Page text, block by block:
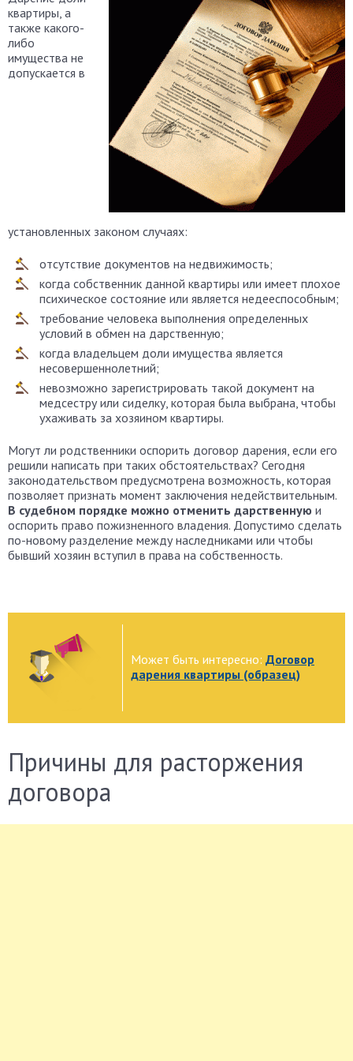
квартиры, а
также какого-
либо
имущества не
допускается в
установленных законом случаях:
отсутствие документов на недвижимость;
когда собственник данной квартиры или имеет плохое
психическое состояние или является недееспособным;
требование человека выполнения определенных
условий в обмен на дарственную;
когда владельцем доли имущества является
несовершеннолетний;
невозможно зарегистрировать такой документ на
медсестру или сиделку, которая была выбрана, чтобы
ухаживать за хозяином квартиры.
Могут ли родственники оспорить договор дарения, если его
решили написать при таких обстоятельствах? Сегодня
законодательством предусмотрена возможность, которая
позволяет признать момент заключения недействительным.
В судебном порядке можно отменить дарственную и
оспорить право пожизненного владения. Допустимо сделать
по-новому разделение между наследниками или чтобы
бывший хозяин вступил в права на собственность.
Может быть интересно: Договор
дарения квартиры (образец)
Причины для расторжения
договора